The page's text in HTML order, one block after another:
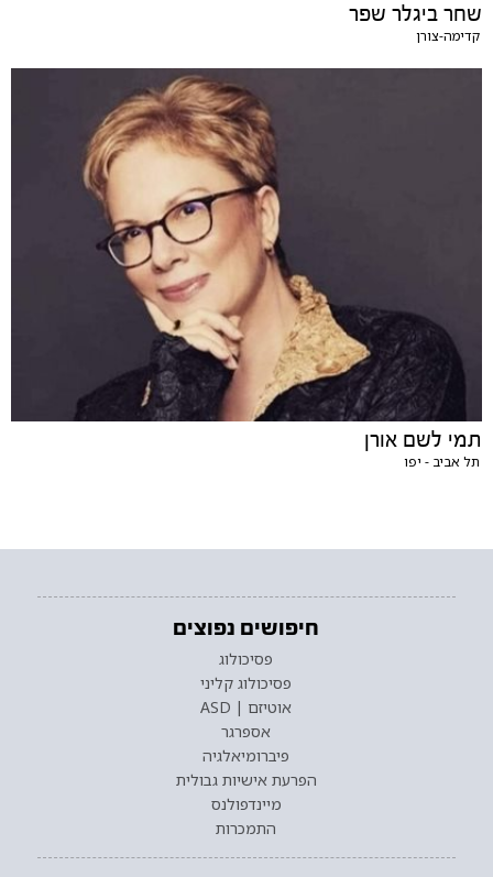
שחר ביגלר שפר
קדימה-צורן
תמי לשם אורן
תל אביב - יפו
חיפושים נפוצים
פסיכולוג
פסיכולוג קליני
אוטיזם | ASD
אספרגר
פיברומיאלגיה
הפרעת אישיות גבולית
מיינדפולנס
התמכרות